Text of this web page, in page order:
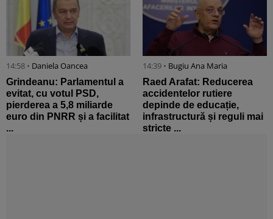
14:58 • Daniela Oancea
Grindeanu: Parlamentul a
evitat, cu votul PSD,
pierderea a 5,8 miliarde
euro din PNRR și a facilitat
...
14:39 • Bugiu ⁠Ana Maria
Raed Arafat: Reducerea
accidentelor rutiere
depinde de educație,
infrastructură și reguli mai
stricte ...